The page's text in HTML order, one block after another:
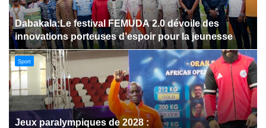
Dabakala:Le festival FEMUDA 2.0 dévoile des
innovations porteuses d’espoir pour la jeunesse
Sport
Jeux paralympiques de 2028 :